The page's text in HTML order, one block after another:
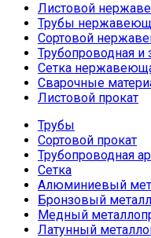
Листовой
Трубы
Сортовой
Трубопроводная и
Сетка
Сварочные
Листовой прокат
Трубы
Сортовой прокат
Трубопроводная
Сетка
Алюминиевый
Бронзовый
Медный
Латунный